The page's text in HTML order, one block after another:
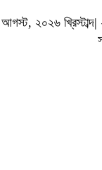
২০২৬ খ্রিস্টাব্দ|